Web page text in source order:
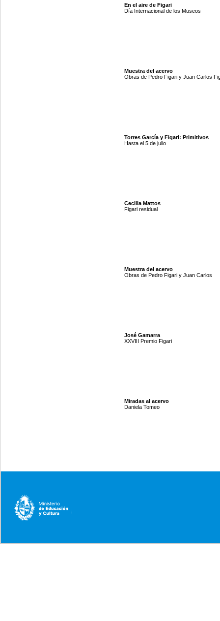
En el aire de Figari
Día Internacional de los Museos
Muestra del acervo
Obras de Pedro Figari y Juan Carlos
Torres García y Figari: Primitivos
Hasta el 5 de julio
Cecilia Mattos
Figari residual
Muestra del acervo
Obras de Pedro Figari y Juan Carlos
José Gamarra
XXVIII Premio Figari
Miradas al acervo
Daniela Tomeo